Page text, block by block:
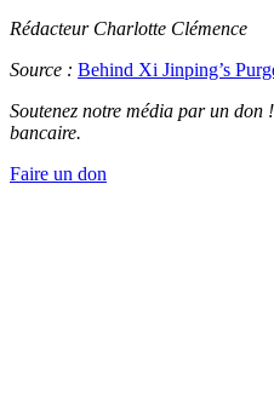
Rédacteur Charlotte Clémence
Source : Behind Xi Jinping’s
Soutenez notre média par un
bancaire.
Faire un don